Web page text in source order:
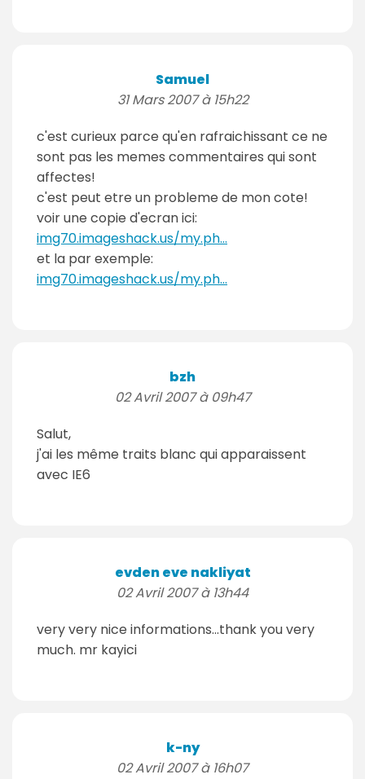
Samuel
31 Mars 2007 à 15h22
c'est curieux parce qu'en rafraichissant ce ne
sont pas les memes commentaires qui sont
affectes!
c'est peut etre un probleme de mon cote!
voir une copie d'ecran ici:
img70.imageshack.us/my.ph...
et la par exemple:
img70.imageshack.us/my.ph...
bzh
02 Avril 2007 à 09h47
Salut,
j'ai les même traits blanc qui apparaissent
avec IE6
evden eve nakliyat
02 Avril 2007 à 13h44
very very nice informations...thank you very
much. mr kayici
k-ny
02 Avril 2007 à 16h07